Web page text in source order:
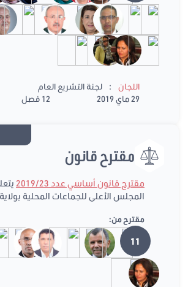
اللجان :
لجنة التشريع العام
29 ماي 2019
12 فصل
مقترح قانون
مقترح قانون أساسي عدد 2019/23
المجلس الأعلى للجماعات المحلية
مقترح من:
11